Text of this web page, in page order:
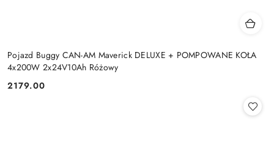
Pojazd Buggy CAN-AM Maverick DELUXE + POMPOWANE KOŁA
4x200W 2x24V10Ah Różowy
Cena:
2179.00